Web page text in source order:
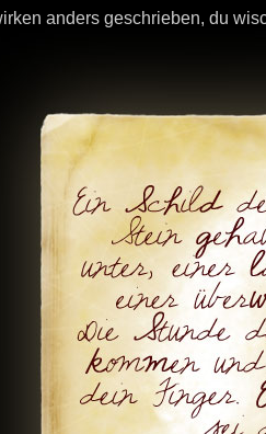
anders geschrieben, du